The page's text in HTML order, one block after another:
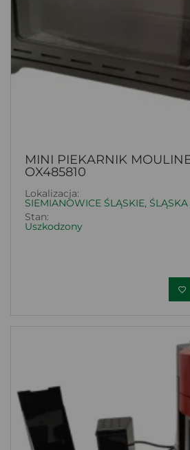
MINI PIEKARNIK
OX485810
Lokalizacja:
SIEMIANOWICE ŚLĄSKIE,
Stan:
Uszkodzony